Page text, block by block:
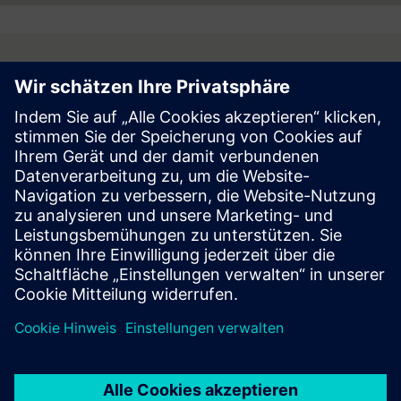
Follow
Press | Company | Siemens
© Siemens 1996 – 2026
Corporate Information
Privacy Notice
Cookie Notice